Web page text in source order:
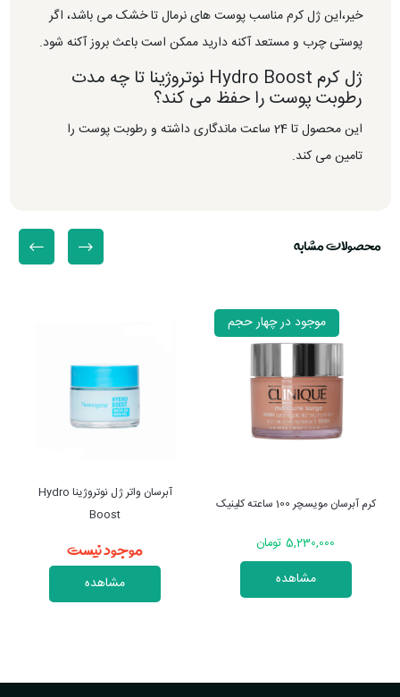
خیر،این ژل کرم مناسب پوست های نرمال تا خشک می باشد، اگر
پوستی چرب و مستعد آکنه دارید ممکن است باعث بروز آکنه شود.
ژل کرم Hydro Boost نوتروژینا تا چه مدت
رطوبت پوست را حفظ می کند؟
این محصول تا 24 ساعت ماندگاری داشته و رطوبت پوست را
تامین می کند.
محصولات مشابه
موجود در چهار حجم
کرم آبرسان مویسچر 100 ساعته کلینیک
5,230,000 تومان
مشاهده
آبرسان واتر ژل نوتروژینا Hydro
Boost
موجود نیست
مشاهده